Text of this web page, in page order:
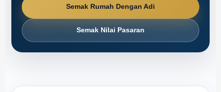
Koordinasi bersama banker, valuer dan peguam